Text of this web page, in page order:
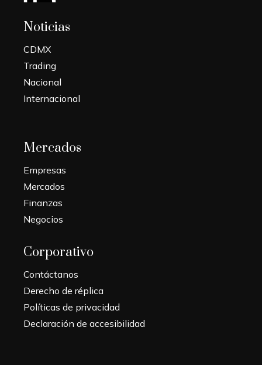
Noticias
CDMX
Trading
Nacional
Internacional
Mercados
Empresas
Mercados
Finanzas
Negocios
Corporativo
Contáctanos
Derecho de réplica
Políticas de privacidad
Declaración de accesibilidad